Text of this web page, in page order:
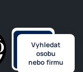
Vyhledat
osobu
nebo firmu